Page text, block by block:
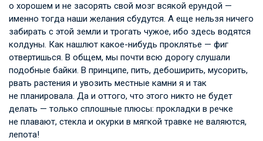
о хорошем и не засорять свой мозг всякой ерундой —
именно тогда наши желания сбудутся. А еще нельзя ничего
забирать с этой земли и трогать чужое, ибо здесь водятся
колдуны. Как нашлют какое-нибудь проклятье — фиг
отвертишься. В общем, мы почти всю дорогу слушали
подобные байки. В принципе, пить, дебоширить, мусорить,
рвать растения и увозить местные камни я и так
не планировала. Да и оттого, что этого никто не будет
делать — только сплошные плюсы: прокладки в речке
не плавают, стекла и окурки в мягкой травке не валяются,
лепота!